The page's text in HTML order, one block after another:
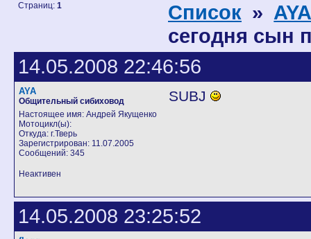
Страниц: 1 Список »
сегодня сын
14.05.2008 22:46:56
AYA
Общительный сибиховод
Настоящее имя: Андрей Якущенко
Мотоцикл(ы):
Откуда: г.Тверь
Зарегистрирован: 11.07.2005
Сообщений: 345
SUBJ
Неактивен
14.05.2008 23:25:52